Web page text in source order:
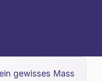
gewisses Mass